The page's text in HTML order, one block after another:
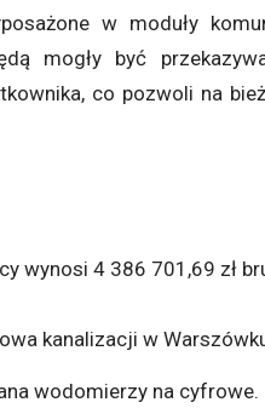
w moduły
mogły być
co pozwoli na
wynosi 4 386 701,69 zł
kanalizacji w
wodomierzy na cyfrowe.